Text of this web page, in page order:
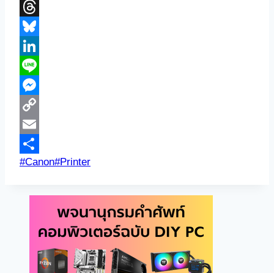
X
Threads
Bluesky
LinkedIn
Line
Messenger
Copy
Link
Email
Share
Post
#Canon#Printer